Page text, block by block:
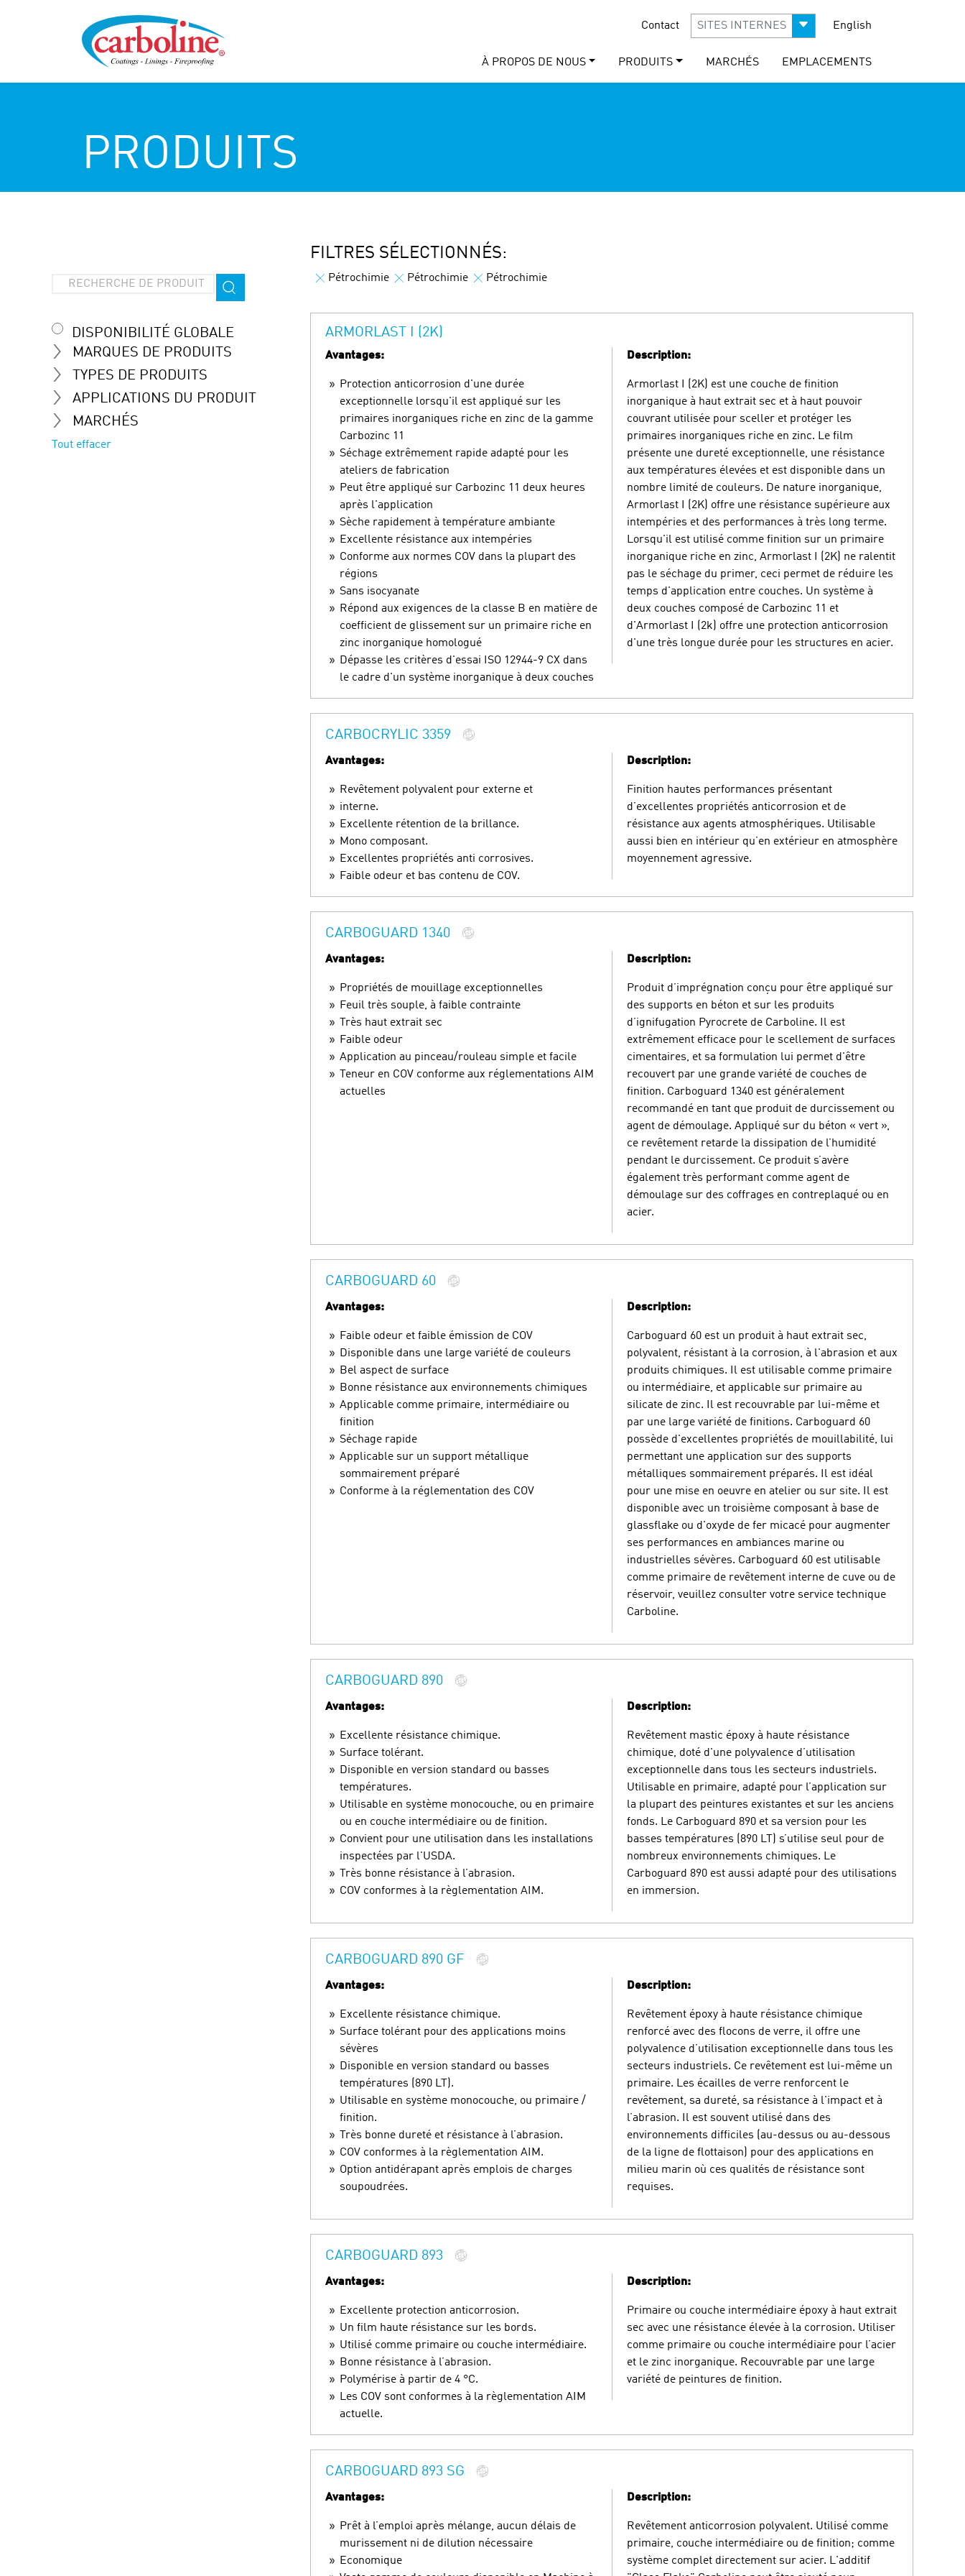
Contact SITES INTERNES English
À PROPOS DE NOUS PRODUITS MARCHÉS EMPLACEMENTS
PRODUITS
DISPONIBILITÉ GLOBALE
MARQUES DE PRODUITS
TYPES DE PRODUITS
APPLICATIONS DU PRODUIT
MARCHÉS
Tout effacer
FILTRES SÉLECTIONNÉS:
Pétrochimie Pétrochimie Pétrochimie
ARMORLAST I (2K)
Avantages:
Protection anticorrosion d'une durée
exceptionnelle lorsqu'il est appliqué sur les
primaires inorganiques riche en zinc de la gamme
Carbozinc 11
Séchage extrêmement rapide adapté pour les
ateliers de fabrication
Peut être appliqué sur Carbozinc 11 deux heures
après l'application
Sèche rapidement à température ambiante
Excellente résistance aux intempéries
Conforme aux normes COV dans la plupart des
régions
Sans isocyanate
Répond aux exigences de la classe B en matière de
coefficient de glissement sur un primaire riche en
zinc inorganique homologué
Dépasse les critères d'essai ISO 12944-9 CX dans
le cadre d'un système inorganique à deux couches
Description:
Armorlast I (2K) est une couche de finition
inorganique à haut extrait sec et à haut pouvoir
couvrant utilisée pour sceller et protéger les
primaires inorganiques riche en zinc. Le film
présente une dureté exceptionnelle, une résistance
aux températures élevées et est disponible dans un
nombre limité de couleurs. De nature inorganique,
Armorlast I (2K) offre une résistance supérieure aux
intempéries et des performances à très long terme.
Lorsqu'il est utilisé comme finition sur un primaire
inorganique riche en zinc, Armorlast I (2K) ne ralentit
pas le séchage du primer, ceci permet de réduire les
temps d'application entre couches. Un système à
deux couches composé de Carbozinc 11 et
d'Armorlast I (2k) offre une protection anticorrosion
d'une très longue durée pour les structures en acier.
CARBOCRYLIC 3359
Avantages:
Revêtement polyvalent pour externe et
interne.
Excellente rétention de la brillance.
Mono composant.
Excellentes propriétés anti corrosives.
Faible odeur et bas contenu de COV.
Description:
Finition hautes performances présentant
d’excellentes propriétés anticorrosion et de
résistance aux agents atmosphériques. Utilisable
aussi bien en intérieur qu’en extérieur en atmosphère
moyennement agressive.
CARBOGUARD 1340
Avantages:
Propriétés de mouillage exceptionnelles
Feuil très souple, à faible contrainte
Très haut extrait sec
Faible odeur
Application au pinceau/rouleau simple et facile
Teneur en COV conforme aux réglementations AIM
actuelles
Description:
Produit d’imprégnation conçu pour être appliqué sur
des supports en béton et sur les produits
d’ignifugation Pyrocrete de Carboline. Il est
extrêmement efficace pour le scellement de surfaces
cimentaires, et sa formulation lui permet d'être
recouvert par une grande variété de couches de
finition. Carboguard 1340 est généralement
recommandé en tant que produit de durcissement ou
agent de démoulage. Appliqué sur du béton « vert »,
ce revêtement retarde la dissipation de l’humidité
pendant le durcissement. Ce produit s’avère
également très performant comme agent de
démoulage sur des coffrages en contreplaqué ou en
acier.
CARBOGUARD 60
Avantages:
Faible odeur et faible émission de COV
Disponible dans une large variété de couleurs
Bel aspect de surface
Bonne résistance aux environnements chimiques
Applicable comme primaire, intermédiaire ou
finition
Séchage rapide
Applicable sur un support métallique
sommairement préparé
Conforme à la réglementation des COV
Description:
Carboguard 60 est un produit à haut extrait sec,
polyvalent, résistant à la corrosion, à l'abrasion et aux
produits chimiques. Il est utilisable comme primaire
ou intermédiaire, et applicable sur primaire au
silicate de zinc. Il est recouvrable par lui-même et
par une large variété de finitions. Carboguard 60
possède d'excellentes propriétés de mouillabilité, lui
permettant une application sur des supports
métalliques sommairement préparés. Il est idéal
pour une mise en oeuvre en atelier ou sur site. Il est
disponible avec un troisième composant à base de
glassflake ou d'oxyde de fer micacé pour augmenter
ses performances en ambiances marine ou
industrielles sévères. Carboguard 60 est utilisable
comme primaire de revêtement interne de cuve ou de
réservoir, veuillez consulter votre service technique
Carboline.
CARBOGUARD 890
Avantages:
Excellente résistance chimique.
Surface tolérant.
Disponible en version standard ou basses
températures.
Utilisable en système monocouche, ou en primaire
ou en couche intermédiaire ou de finition.
Convient pour une utilisation dans les installations
inspectées par l'USDA.
Très bonne résistance à l’abrasion.
COV conformes à la règlementation AIM.
Description:
Revêtement mastic époxy à haute résistance
chimique, doté d'une polyvalence d’utilisation
exceptionnelle dans tous les secteurs industriels.
Utilisable en primaire, adapté pour l’application sur
la plupart des peintures existantes et sur les anciens
fonds. Le Carboguard 890 et sa version pour les
basses températures (890 LT) s’utilise seul pour de
nombreux environnements chimiques. Le
Carboguard 890 est aussi adapté pour des utilisations
en immersion.
CARBOGUARD 890 GF
Avantages:
Excellente résistance chimique.
Surface tolérant pour des applications moins
sévères
Disponible en version standard ou basses
températures (890 LT).
Utilisable en système monocouche, ou primaire /
finition.
Très bonne dureté et résistance à l’abrasion.
COV conformes à la règlementation AIM.
Option antidérapant après emplois de charges
soupoudrées.
Description:
Revêtement époxy à haute résistance chimique
renforcé avec des flocons de verre, il offre une
polyvalence d’utilisation exceptionnelle dans tous les
secteurs industriels. Ce revêtement est lui-même un
primaire. Les écailles de verre renforcent le
revêtement, sa dureté, sa résistance à l'impact et à
l’abrasion. Il est souvent utilisé dans des
environnements difficiles (au-dessus ou au-dessous
de la ligne de flottaison) pour des applications en
milieu marin où ces qualités de résistance sont
requises.
CARBOGUARD 893
Avantages:
Excellente protection anticorrosion.
Un film haute résistance sur les bords.
Utilisé comme primaire ou couche intermédiaire.
Bonne résistance à l’abrasion.
Polymérise à partir de 4 °C.
Les COV sont conformes à la règlementation AIM
actuelle.
Description:
Primaire ou couche intermédiaire époxy à haut extrait
sec avec une résistance élevée à la corrosion. Utiliser
comme primaire ou couche intermédiaire pour l’acier
et le zinc inorganique. Recouvrable par une large
variété de peintures de finition.
CARBOGUARD 893 SG
Avantages:
Prêt à l’emploi après mélange, aucun délais de
murissement ni de dilution nécessaire
Economique
Description:
Revêtement anticorrosion polyvalent. Utilisé comme
primaire, couche intermédiaire ou de finition; comme
système complet directement sur acier. L'additif